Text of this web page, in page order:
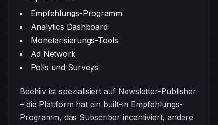
Empfehlungs-Programm
Analytics Dashboard
Monetarisierungs-Tools
Ad Network
Polls und Surveys
Beehiiv ist spezialisiert auf Newsletter-Publisher
– die Plattform hat ein built-in Empfehlungs-
Programm, das Subscriber incentiviert, andere